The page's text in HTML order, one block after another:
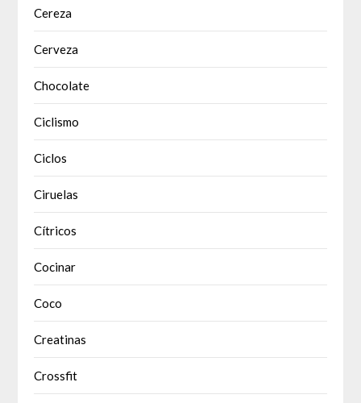
Cereza
Cerveza
Chocolate
Ciclismo
Ciclos
Ciruelas
Cítricos
Cocinar
Coco
Creatinas
Crossfit